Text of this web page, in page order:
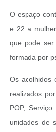
O espaço
e 22 a
que pode ser
formada por
Os acolhidos
realizados
POP,
unidades de